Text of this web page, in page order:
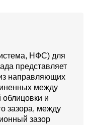
НФС) для
представляет
направляющих
между
и
зазора, между
зазор